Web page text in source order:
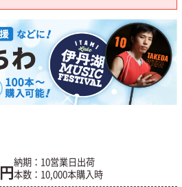
円納期：10営業日出荷
本数：10,000本購入時